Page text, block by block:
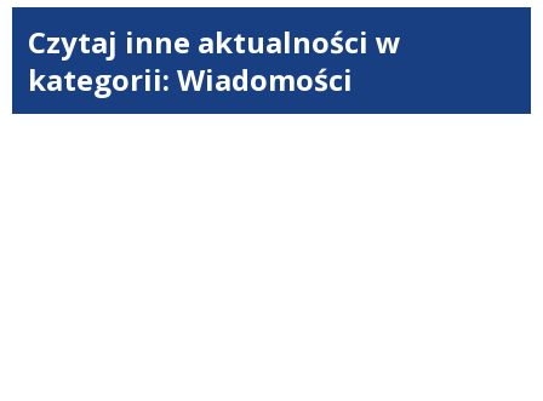
Czytaj inne aktualności w
kategorii: Wiadomości